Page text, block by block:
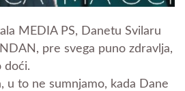
MEDIA PS, Danetu Svilaru
pre svega puno zdravlja,
doći.
u to ne sumnjamo, kada Dane